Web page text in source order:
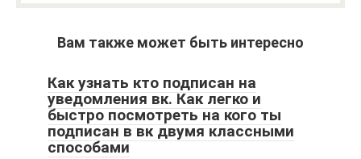
Вам также может быть интересно
Как узнать кто подписан на
уведомления вк. Как легко и
быстро посмотреть на кого ты
подписан в вк двумя классными
способами